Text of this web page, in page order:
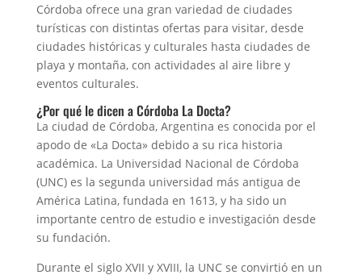
Córdoba ofrece una gran variedad de ciudades
turísticas con distintas ofertas para visitar, desde
ciudades históricas y culturales hasta ciudades de
playa y montaña, con actividades al aire libre y
eventos culturales.
¿Por qué le dicen a Córdoba La Docta?
La ciudad de Córdoba, Argentina es conocida por el
apodo de «La Docta» debido a su rica historia
académica. La Universidad Nacional de Córdoba
(UNC) es la segunda universidad más antigua de
América Latina, fundada en 1613, y ha sido un
importante centro de estudio e investigación desde
su fundación.
Durante el siglo XVII y XVIII, la UNC se convirtió en un